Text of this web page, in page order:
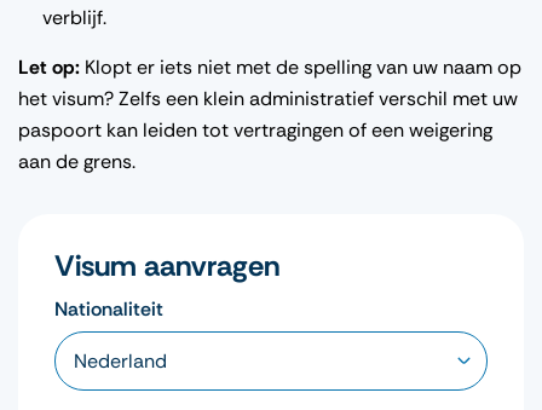
verblijf.
Let op: Klopt er iets niet met de spelling van uw naam op
het visum? Zelfs een klein administratief verschil met uw
paspoort kan leiden tot vertragingen of een weigering
aan de grens.
Visum aanvragen
Nationaliteit